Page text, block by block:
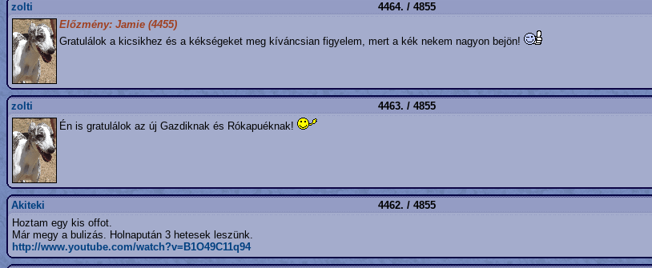
zolti 4464. / 4855
Előzmény: Jamie (4455)
Gratulálok a kicsikhez és a kékségeket meg kíváncsian figyelem, mert a kék nekem nagyon bejön!
zolti 4463. / 4855
Én is gratulálok az új Gazdiknak és Rókapuéknak!
Akiteki 4462. / 4855
Hoztam egy kis offot.
Már megy a bulizás. Holnapután 3 hetesek leszünk.
http://www.youtube.com/watch?v=B1O49C11q94